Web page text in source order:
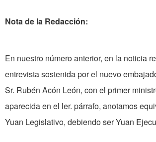
Nota de la Redacción:
En nuestro número anterior, en la noticia
entrevista sostenida por el nuevo
Sr. Rubén Acón León, con el primer
aparecida en el ler. párrafo, anotamos
Yuan Legislativo, debiendo ser Yuan